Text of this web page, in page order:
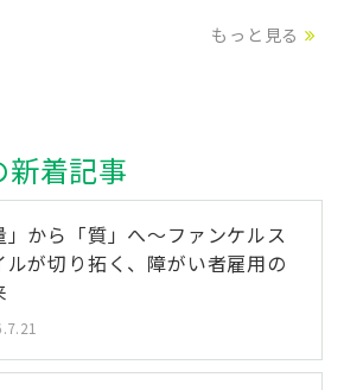
もっと見る
着記事
」から「質」へ〜ファンケルス
ルが切り拓く、障がい者雇用の